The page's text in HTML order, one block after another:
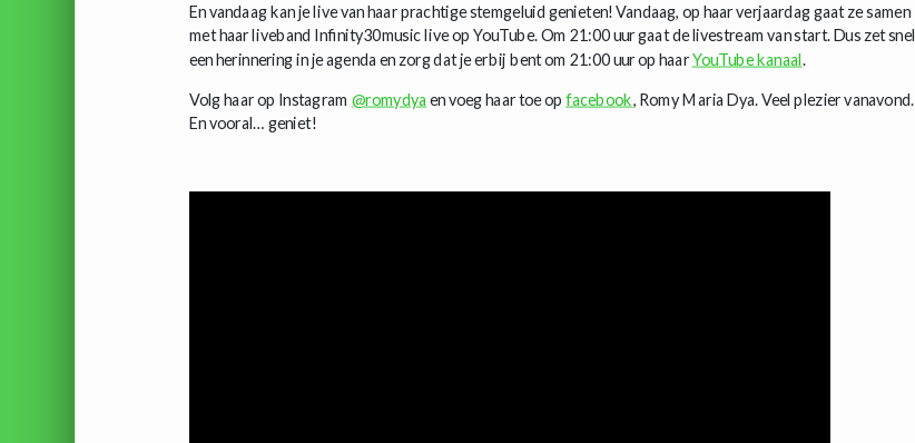
En vandaag kan je live van haar prachtige stemgeluid genieten! Vandaag, op haar verjaardag gaat ze samen
met haar liveband Infinity30music live op YouTube. Om 21:00 uur gaat de livestream van start. Dus zet snel
een herinnering in je agenda en zorg dat je erbij bent om 21:00 uur op haarYouTube kanaal
Volg haar op Instagram @romydya en voeg haar toe opfacebook , Romy Maria Dya. Veel plezier vanavond.
En vooral… geniet!